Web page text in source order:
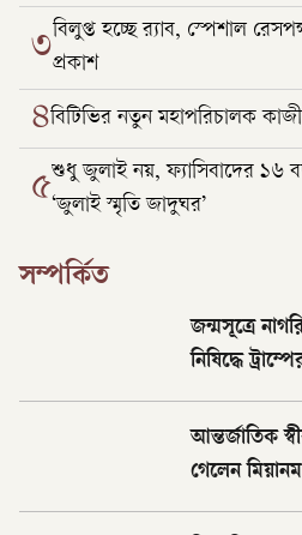
৩বিলুপ্ত হচ্ছে র‍্যাব, স্পেশাল
প্রকাশ
৪বিটিভির নতুন মহাপরিচালক
৫শুধু জুলাই নয়, ফ্যাসিবাদের ১৬
‘জুলাই স্মৃতি জাদুঘর’
সম্পর্কিত
জন্মসূত্রে
নিষিদ্ধে
আন্তর্জাতিক
গেলেন